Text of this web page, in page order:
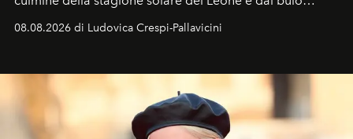
favorevole della Luna nuova in Leone del 12 agosto,
ideale per la notte delle Perseidi.
08.08.2026 di Ludovica Crespi-Pallavicini